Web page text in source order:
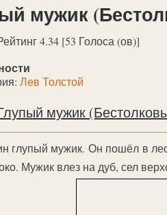
мужик
4.34 [53 Голоса (ов)]
Лев Толстой
мужик
глупый мужик. Он пошёл в
Мужик влез на дуб, сел